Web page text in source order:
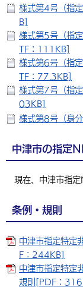
様式第4号（指
B]
様式第5号（指
TF：111KB]
様式第6号（指
TF：77.3KB]
様式第7号（指
03KB]
様式第8号（身
中津市の指定
現在、中津市指定
条例・規則
中津市指定特定
F：244KB]
中津市指定特定
規則[PDF：